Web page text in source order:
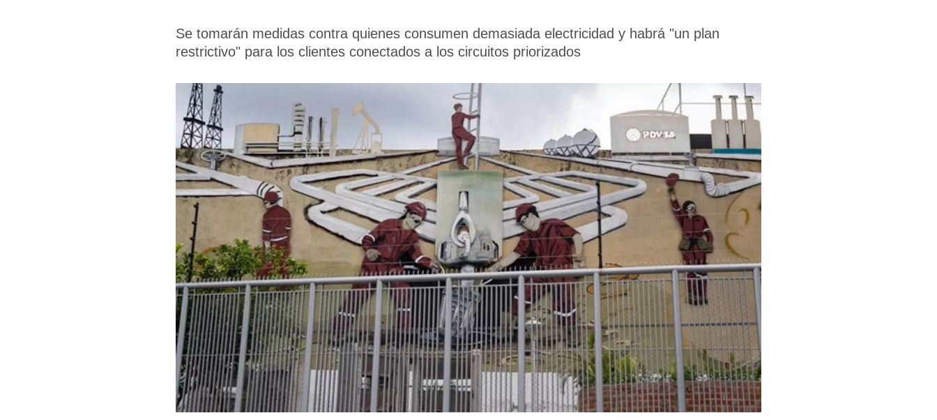
Se tomarán medidas contra quienes consumen demasiada electricidad y habrá "un plan
restrictivo" para los clientes conectados a los circuitos priorizados